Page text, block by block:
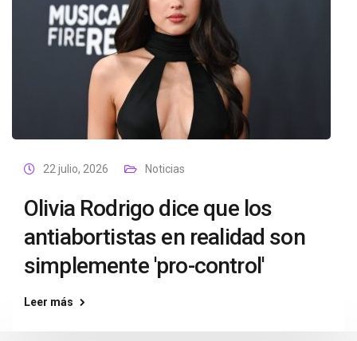
22 julio, 2026 Noticias
Olivia Rodrigo dice que los
antiabortistas en realidad son
simplemente 'pro-control'
Leer más